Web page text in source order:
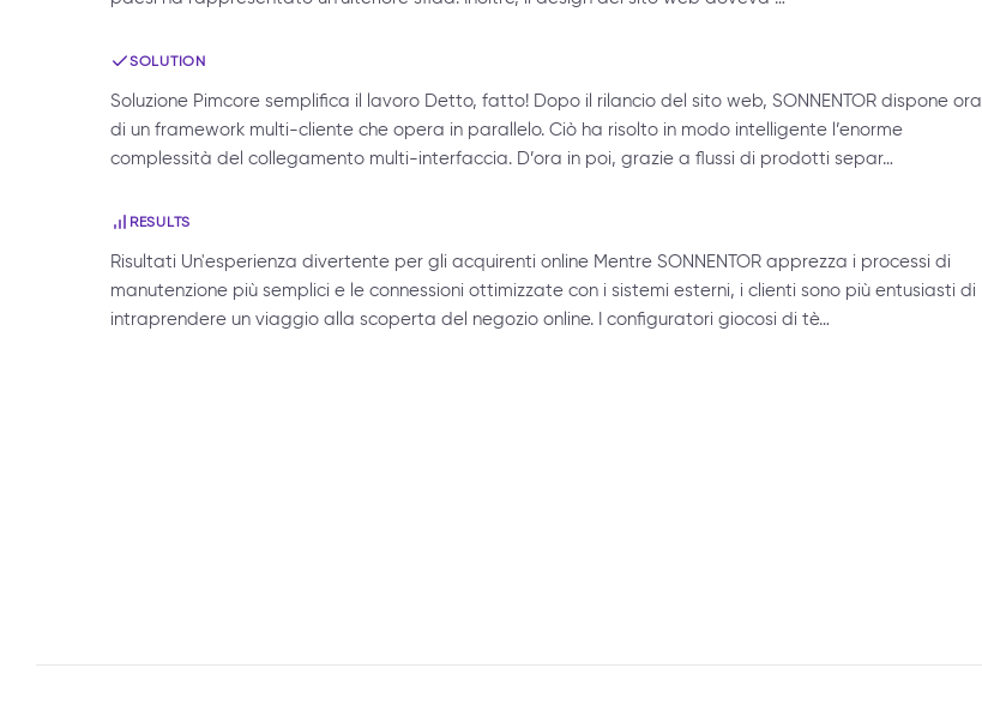
SOLUTION
Soluzione Pimcore semplifica il lavoro Detto, fatto! Dopo il rilancio del sito web, SONNENTOR dispone ora
di un framework multi-cliente che opera in parallelo. Ciò ha risolto in modo intelligente l’enorme
complessità del collegamento multi-interfaccia. D’ora in poi, grazie a flussi di prodotti separ…
RESULTS
Risultati Un'esperienza divertente per gli acquirenti online Mentre SONNENTOR apprezza i processi di
manutenzione più semplici e le connessioni ottimizzate con i sistemi esterni, i clienti sono più entusiasti di
intraprendere un viaggio alla scoperta del negozio online. I configuratori giocosi di tè…